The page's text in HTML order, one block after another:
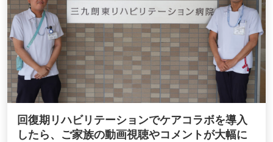
回復期リハビリテーションでケアコラボを導入
したら、ご家族の動画視聴やコメントが大幅に